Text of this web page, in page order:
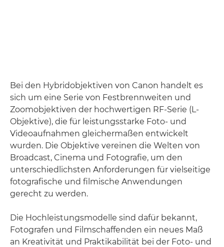
Bei den Hybridobjektiven von Canon handelt es
sich um eine Serie von Festbrennweiten und
Zoomobjektiven der hochwertigen RF-Serie (L-
Objektive), die für leistungsstarke Foto- und
Videoaufnahmen gleichermaßen entwickelt
wurden. Die Objektive vereinen die Welten von
Broadcast, Cinema und Fotografie, um den
unterschiedlichsten Anforderungen für vielseitige
fotografische und filmische Anwendungen
gerecht zu werden.
Die Hochleistungsmodelle sind dafür bekannt,
Fotografen und Filmschaffenden ein neues Maß
an Kreativität und Praktikabilität bei der Foto- und